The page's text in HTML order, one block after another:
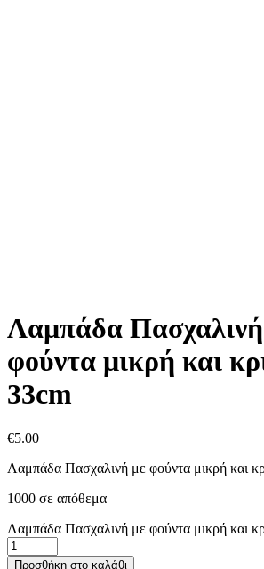
Λαμπάδα
φούντα μικρή και
33cm
€5.00
Λαμπάδα Πασχαλινή με φούντα μικρή και
1000 σε απόθεμα
Λαμπάδα Πασχαλινή με φούντα μικρή και
Προσθήκη στο καλάθι